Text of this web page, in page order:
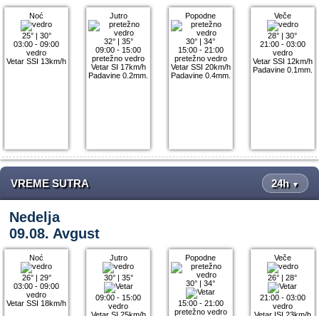
Noć
25°| 30°
03:00 - 09:00
vedro
Vetar SSI 13km/h
Jutro
32°| 35°
09:00 - 15:00
pretežno vedro
Vetar SI 17km/h
Padavine 0.2mm.
Popodne
30° |34°
15:00 - 21:00
pretežno vedro
Vetar SSI 20km/h
Padavine 0.4mm.
Veče
28° |30°
21:00 - 03:00
vedro
Vetar SSI 12km/h
Padavine 0.1mm.
VREME SUTRA 24h ▼
Nedelja
09.08. Avgust
Noć
26°| 29°
03:00 - 09:00
vedro
Vetar SSI 18km/h
Jutro
30°| 35°
09:00 - 15:00
vedro
Popodne
30° |34°
15:00 - 21:00
pretežno vedro
Veče
26° |28°
21:00 - 03:00
vedro